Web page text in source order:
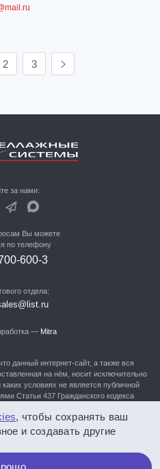
2 3
за нами:
Вы можете
по телефону
600-3
отдела:
— Mitra
данный интернет-сайт, а также вся
на нём, носит исключительно
условиях не является публичной
Статьи 437 Гражданского кодекса
нужно обратиться в отдел продаж по
90-90, (3852) 28-91-60,28-91-61, 28-91-
, чтобы сохранять ваш
и создавать другие